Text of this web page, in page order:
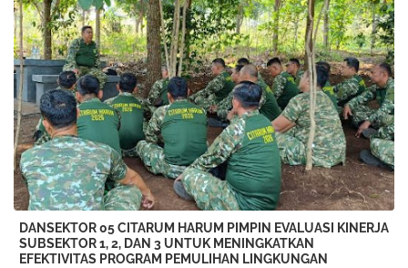
DANSEKTOR 05 CITARUM HARUM PIMPIN EVALUASI KINERJA
SUBSEKTOR 1, 2, DAN 3 UNTUK MENINGKATKAN
EFEKTIVITAS PROGRAM PEMULIHAN LINGKUNGAN